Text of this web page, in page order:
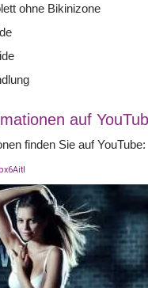
ohne Bikinizone
auf
finden Sie auf YouTube: